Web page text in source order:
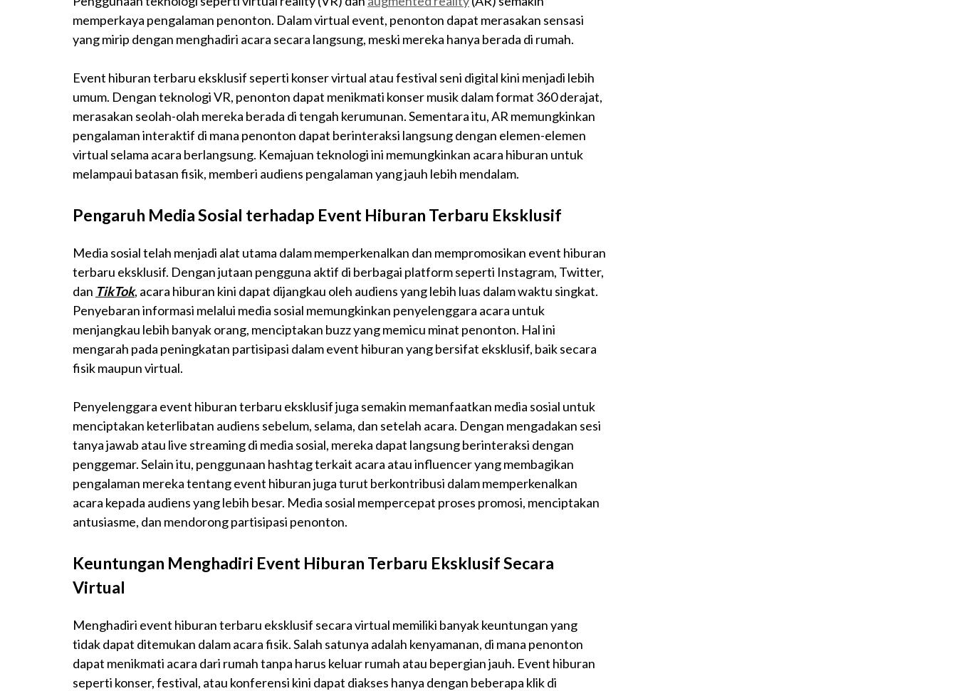
memperkaya pengalaman penonton. Dalam virtual event, penonton dapat merasakan sensasi
yang mirip dengan menghadiri acara secara langsung, meski mereka hanya berada di rumah.
Event hiburan terbaru eksklusif seperti konser virtual atau festival seni digital kini menjadi lebih
umum. Dengan teknologi VR, penonton dapat menikmati konser musik dalam format 360 derajat,
merasakan seolah-olah mereka berada di tengah kerumunan. Sementara itu, AR memungkinkan
pengalaman interaktif di mana penonton dapat berinteraksi langsung dengan elemen-elemen
virtual selama acara berlangsung. Kemajuan teknologi ini memungkinkan acara hiburan untuk
melampaui batasan fisik, memberi audiens pengalaman yang jauh lebih mendalam.
Pengaruh Media Sosial terhadap Event Hiburan Terbaru Eksklusif
Media sosial telah menjadi alat utama dalam memperkenalkan dan mempromosikan event hiburan
terbaru eksklusif. Dengan jutaan pengguna aktif di berbagai platform seperti Instagram, Twitter,
dan TikTok, acara hiburan kini dapat dijangkau oleh audiens yang lebih luas dalam waktu singkat.
Penyebaran informasi melalui media sosial memungkinkan penyelenggara acara untuk
menjangkau lebih banyak orang, menciptakan buzz yang memicu minat penonton. Hal ini
mengarah pada peningkatan partisipasi dalam event hiburan yang bersifat eksklusif, baik secara
fisik maupun virtual.
Penyelenggara event hiburan terbaru eksklusif juga semakin memanfaatkan media sosial untuk
menciptakan keterlibatan audiens sebelum, selama, dan setelah acara. Dengan mengadakan sesi
tanya jawab atau live streaming di media sosial, mereka dapat langsung berinteraksi dengan
penggemar. Selain itu, penggunaan hashtag terkait acara atau influencer yang membagikan
pengalaman mereka tentang event hiburan juga turut berkontribusi dalam memperkenalkan
acara kepada audiens yang lebih besar. Media sosial mempercepat proses promosi, menciptakan
antusiasme, dan mendorong partisipasi penonton.
Keuntungan Menghadiri Event Hiburan Terbaru Eksklusif Secara
Virtual
Menghadiri event hiburan terbaru eksklusif secara virtual memiliki banyak keuntungan yang
tidak dapat ditemukan dalam acara fisik. Salah satunya adalah kenyamanan, di mana penonton
dapat menikmati acara dari rumah tanpa harus keluar rumah atau bepergian jauh. Event hiburan
seperti konser, festival, atau konferensi kini dapat diakses hanya dengan beberapa klik di